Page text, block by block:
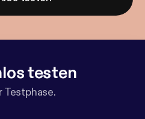
testen